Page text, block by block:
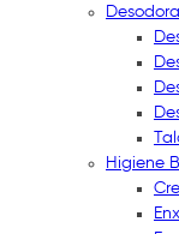
Higiene